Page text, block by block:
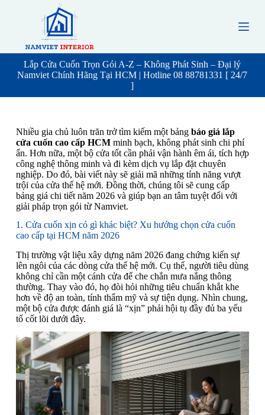
t
n
n
Lắp Cửa Cuốn Trọn Gói A-Z – Không Phát Sinh – Đại lý
Namviet Chính Hãng Tại HCM | Hotline 08 88781331 [ 24/7
]
Nhiều gia chủ luôn trăn trở tìm kiếm một bảng báo giá lắp
cửa cuốn cao cấp HCMminh bạch, không phát sinh chi phí
ẩn. Hơn nữa, một bộ cửa tốt cần phải vận hành êm ái, tích hợp
công nghệ thông minh và đi kèm dịch vụ lắp đặt chuyên
nghiệp. Do đó, bài viết này sẽ giải mã những tính năng vượt
trội của cửa thế hệ mới. Đồng thời, chúng tôi sẽ cung cấp
bảng giá chi tiết năm 2026 và giúp bạn an tâm tuyệt đối với
giải pháp trọn gói từ Namviet.
1. Cửa cuốn xịn có gì khác biệt? Xu hướng chọn cửa cuốn
cao cấp tại HCM năm 2026
Thị trường vật liệu xây dựng năm 2026 đang chứng kiến sự
lên ngôi của các dòng cửa thế hệ mới. Cụ thể, người tiêu dùng
không chỉ cần một cánh cửa để che chắn mưa nắng thông
thường. Thay vào đó, họ đòi hỏi những tiêu chuẩn khắt khe
hơn về độ an toàn, tính thẩm mỹ và sự tiện dụng. Nhìn chung,
một bộ cửa được đánh giá là “xịn” phải hội tụ đầy đủ ba yếu
tố cốt lõi dưới đây.